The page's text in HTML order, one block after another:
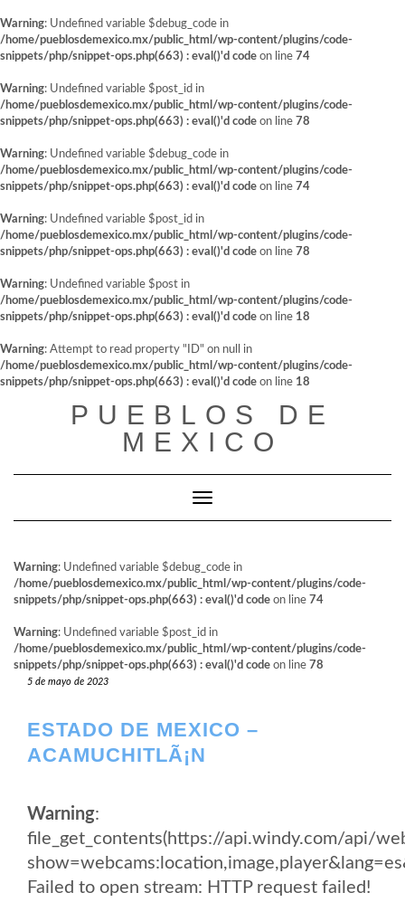
Warning: Undefined variable $debug_code in
/home/pueblosdemexico.mx/public_html/wp-content/plugins/code-
snippets/php/snippet-ops.php(663) : eval()'d code on line 74
Warning: Undefined variable $post_id in
/home/pueblosdemexico.mx/public_html/wp-content/plugins/code-
snippets/php/snippet-ops.php(663) : eval()'d code on line 78
Warning: Undefined variable $debug_code in
/home/pueblosdemexico.mx/public_html/wp-content/plugins/code-
snippets/php/snippet-ops.php(663) : eval()'d code on line 74
Warning: Undefined variable $post_id in
/home/pueblosdemexico.mx/public_html/wp-content/plugins/code-
snippets/php/snippet-ops.php(663) : eval()'d code on line 78
Warning: Undefined variable $post in
/home/pueblosdemexico.mx/public_html/wp-content/plugins/code-
snippets/php/snippet-ops.php(663) : eval()'d code on line 18
Warning: Attempt to read property "ID" on null in
/home/pueblosdemexico.mx/public_html/wp-content/plugins/code-
snippets/php/snippet-ops.php(663) : eval()'d code on line 18
PUEBLOS DE
MEXICO
Cambiar modo de navegación
Warning: Undefined variable $debug_code in
/home/pueblosdemexico.mx/public_html/wp-content/plugins/code-
snippets/php/snippet-ops.php(663) : eval()'d code on line 74
Warning: Undefined variable $post_id in
/home/pueblosdemexico.mx/public_html/wp-content/plugins/code-
snippets/php/snippet-ops.php(663) : eval()'d code on line 78
5 de mayo de 2023
ESTADO DE MEXICO –
ACAMUCHITLÃ¡N
Warning:
file_get_contents(https://api.windy.com/api/
Failed to open stream: HTTP request failed!